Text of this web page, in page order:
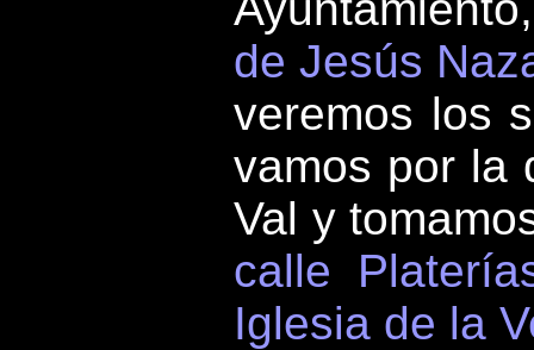
de Jesús
veremos los
vamos por la
Val y
calle
Iglesia de la